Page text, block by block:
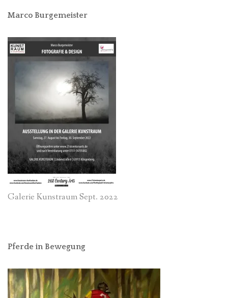
Marco Burgemeister
Galerie Kunstraum Sept. 2022
Pferde in Bewegung